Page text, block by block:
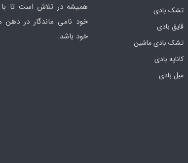
تشک بادی
قایق بادی
تشک بادی ماشین
کاناپه بادی
مبل بادی
همیشه در تلاش است تا
خود نامی ماندگار در ذهن
خود باشد.